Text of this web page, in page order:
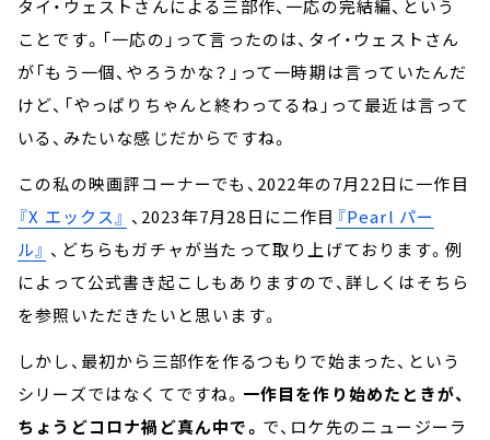
タイ・ウェストさんによる三部作、一応の完結編、という
ことです。「一応の」って言ったのは、タイ・ウェストさん
が「もう一個、やろうかな？」って一時期は言っていたんだ
けど、「やっぱりちゃんと終わってるね」って最近は言って
いる、みたいな感じだからですね。
この私の映画評コーナーでも、2022年の7月22日に一作目
『X エックス』 、2023年7月28日に二作目 『Pearl パー
ル』 、どちらもガチャが当たって取り上げております。例
によって公式書き起こしもありますので、詳しくはそちら
を参照いただきたいと思います。
しかし、最初から三部作を作るつもりで始まった、という
シリーズではなくてですね。 一作目を作り始めたときが、
ちょうどコロナ禍ど真ん中で。 で、ロケ先のニュージーラ